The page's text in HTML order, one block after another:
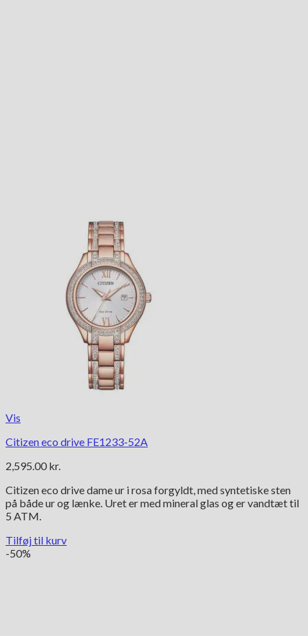
Vis
Citizen eco drive FE1233-52A
2,595.00 kr.
Citizen eco drive dame ur i rosa forgyldt, med syntetiske sten
på både ur og lænke. Uret er med mineral glas og er vandtæt til
5 ATM.
Tilføj til kurv
-50%